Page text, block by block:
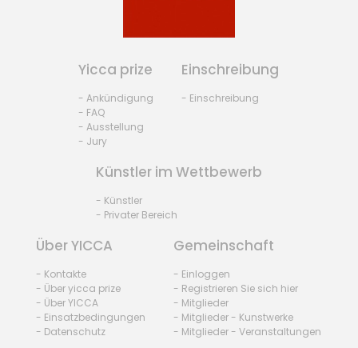
Yicca prize
- Ankündigung
- FAQ
- Ausstellung
- Jury
Einschreibung
- Einschreibung
Künstler im Wettbewerb
- Künstler
- Privater Bereich
Über YICCA
- Kontakte
- Über yicca prize
- Über YICCA
- Einsatzbedingungen
- Datenschutz
Gemeinschaft
- Einloggen
- Registrieren Sie sich hier
- Mitglieder
- Mitglieder - Kunstwerke
- Mitglieder - Veranstaltungen